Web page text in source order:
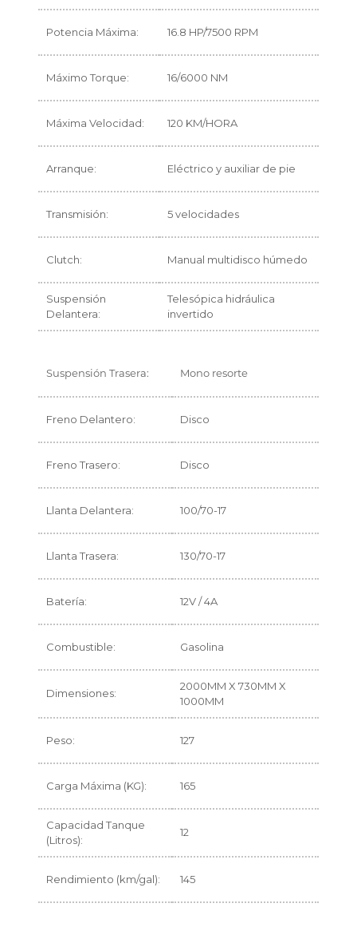
Potencia Máxima: 16.8 HP/7500 RPM
Máximo Torque: 16/6000 NM
Máxima Velocidad: 120 KM/HORA
Arranque: Eléctrico y auxiliar de pie
Transmisión: 5 velocidades
Clutch: Manual multidisco húmedo
Suspensión
Delantera:
Telesópica hidráulica
invertido
Suspensión Trasera: Mono resorte
Freno Delantero: Disco
Freno Trasero: Disco
Llanta Delantera: 100/70-17
Llanta Trasera: 130/70-17
Batería: 12V / 4A
Combustible: Gasolina
Dimensiones:
2000MM X 730MM X
1000MM
Peso: 127
Carga Máxima (KG): 165
Capacidad Tanque
(Litros):
12
Rendimiento (km/gal): 145